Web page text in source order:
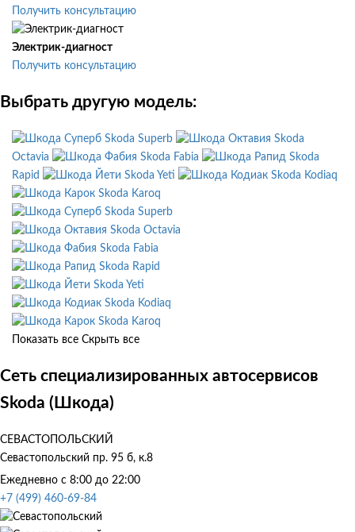
Получить консультацию
Электрик-диагност
Получить консультацию
Выбрать другую модель:
Skoda Superb
Skoda
Octavia
Skoda Fabia
Skoda
Rapid
Skoda Yeti
Skoda Kodiaq
Skoda Karoq
Skoda Superb
Skoda Octavia
Skoda Fabia
Skoda Rapid
Skoda Yeti
Skoda Kodiaq
Skoda Karoq
Показать все Скрыть все
Сеть специализированных автосервисов
Skoda (Шкода)
СЕВАСТОПОЛЬСКИЙ
Севастопольский пр. 95 б, к.8
Ежедневно с 8:00 до 22:00
+7 (499) 460-69-84